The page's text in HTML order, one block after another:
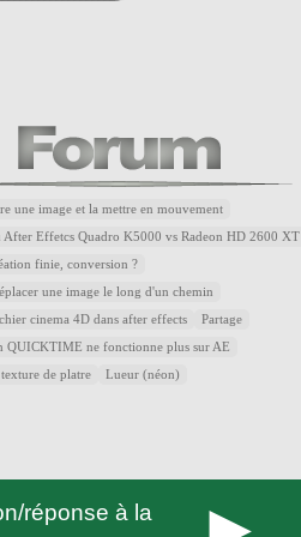
une image et la mettre en mouvement
After Effetcs Quadro K5000 vs Radeon HD 2600 XT
finie, conversion ?
une image le long d'un chemin
cinema 4D dans after effects Partage
QUICKTIME ne fonctionne plus sur AE
de platre Lueur (néon)
réponse à la